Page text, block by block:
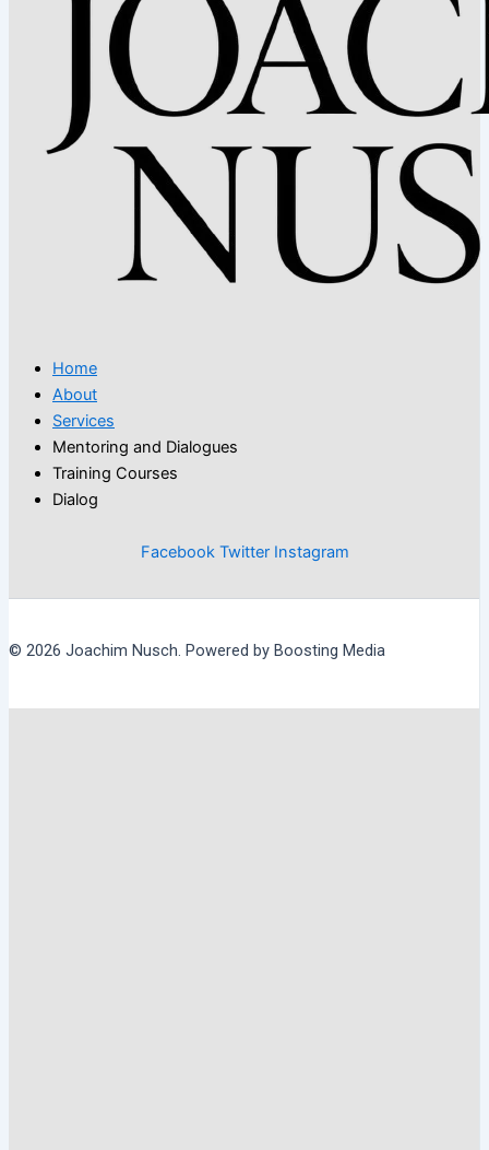
Home
About
Services
Mentoring and Dialogues
Training Courses
Dialog
Facebook Twitter Instagram
© 2026 Joachim Nusch. Powered by Boosting Media